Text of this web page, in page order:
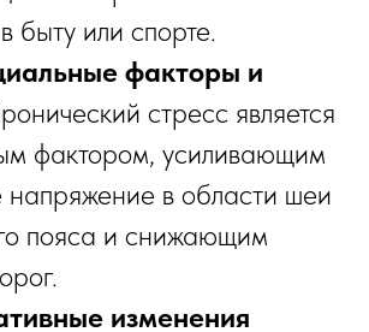
быту или спорте.
факторы и
стресс является
фактором, усиливающим
в области шеи
пояса и снижающим
изменения